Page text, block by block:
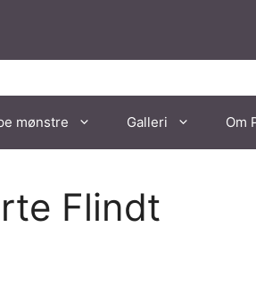
mønstre Galleri Om
Flindt